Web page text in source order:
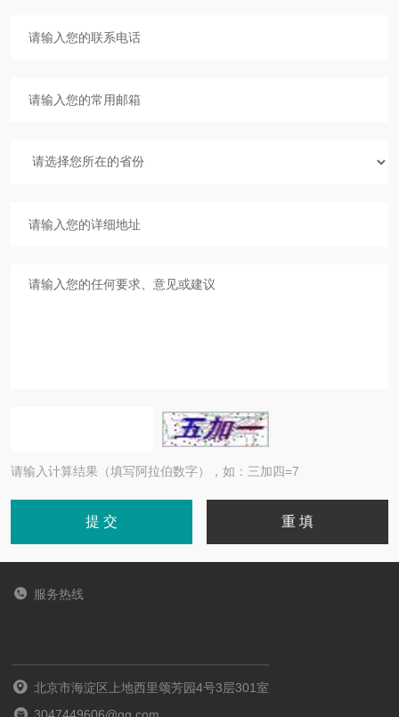
请输入计算结果（填写阿拉伯数字），如：三加四=7
服务热线
北京市海淀区上地西里颂芳园4号3层301室